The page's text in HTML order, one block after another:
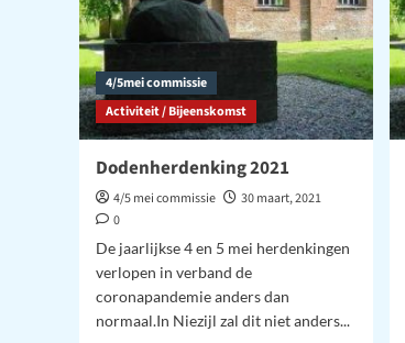
altijd
tafel’
4/5mei commissie
Activiteit / Bijeenskomst
Dodenherdenking 2021
4/5 mei commissie
30 maart, 2021
0
De jaarlijkse 4 en 5 mei herdenkingen
verlopen in verband de
coronapandemie anders dan
normaal.In Niezijl zal dit niet anders...